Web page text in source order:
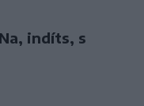
indíts, s